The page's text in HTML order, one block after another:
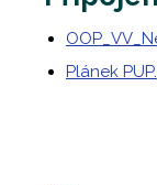
Plánek